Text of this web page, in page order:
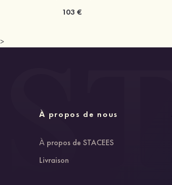
103 €
>
À propos de nous
À propos de STACEES
Livraison